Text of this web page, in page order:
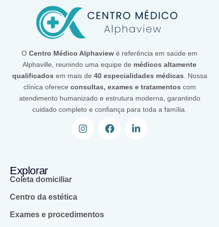
O Centro Médico Alphaview é referência em saúde em
Alphaville, reunindo uma equipe de médicos altamente
qualificados em mais de 40 especialidades médicas . Nossa
clínica oferece consultas, exames e tratamentos com
atendimento humanizado e estrutura moderna, garantindo
cuidado completo e confiança para toda a família.
Explorar
Coleta domiciliar
Centro da estética
Exames e procedimentos